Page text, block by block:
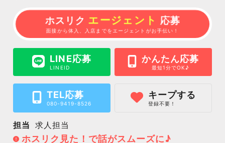
ホスリク エージェント 応募
面接から体入、入店までをエージェントがお手伝い！
LINE応募
LINEID
かんたん応募
最短1分でOK♪
TEL応募
080-9419-8526
キープする
登録不要！
担当 求人担当
ホスリク見た！で話がスムーズに♪